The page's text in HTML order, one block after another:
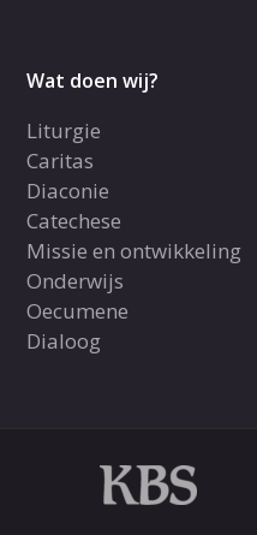
Wat doen wij?
Liturgie
Caritas
Diaconie
Catechese
Missie en ontwikkeling
Onderwijs
Oecumene
Dialoog